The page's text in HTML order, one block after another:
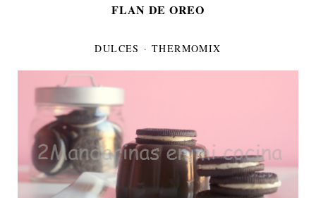
FLAN DE OREO
DULCES · THERMOMIX